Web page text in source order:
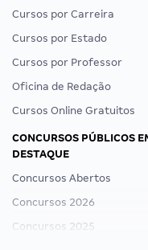
Cursos por Carreira
Cursos por Estado
Cursos por Professor
Oficina de Redação
Cursos Online Gratuitos
CONCURSOS PÚBLICOS
DESTAQUE
Concursos Abertos
Concursos 2026
Concursos 2025